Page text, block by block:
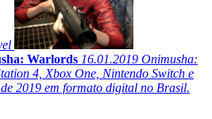
Warlords 16.01.2019 Onimusha:
4, Xbox One, Nintendo Switch e
2019 em formato digital no Brasil.